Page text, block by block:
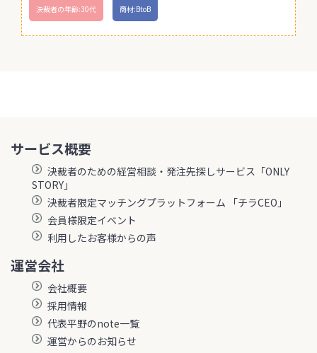
決裁者の年齢:30代 商材:BtoB
サービス概要
決裁者のための経営相談・発注先探しサービス「ONLY
STORY」
決裁者限定マッチングプラットフォーム 「チラCEO」
会員様限定イベント
利用したお客様からの声
運営会社
会社概要
採用情報
代表平野のnote一覧
運営からのお知らせ